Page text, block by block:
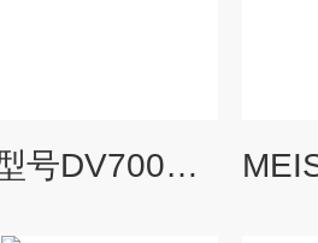
BIERI减压阀型号DV700系列维特锐*直销